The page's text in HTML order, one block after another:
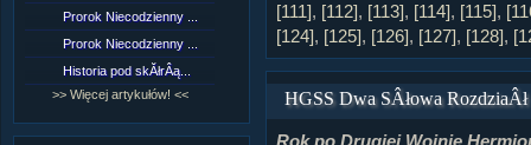
Lord Voldemort
Lucjusz Malfoy
Luna Lovegood
Minerwa MacGonagall
Neville Longbottom
Nimfadora Tonks
Prorok Niecodzienny ...
Prorok Niecodzienny ...
Historia pod skĂłrÂą...
>> Więcej artykułów! <<
[NZ]RozdziaÂł 9 cz....
[NZ]RozdziaÂł 8 cz....
[NZ]RozdziaÂł 8 cz....
>> Więcej fan fiction! <<
[111], [112], [113], [114], [115],
[124], [125], [126], [127], [128],
HGSS Dwa SÂłowa
Rok po Drugiej Wojnie